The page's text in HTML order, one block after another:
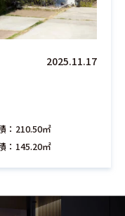
2025.11.17
：210.50㎡
：145.20㎡